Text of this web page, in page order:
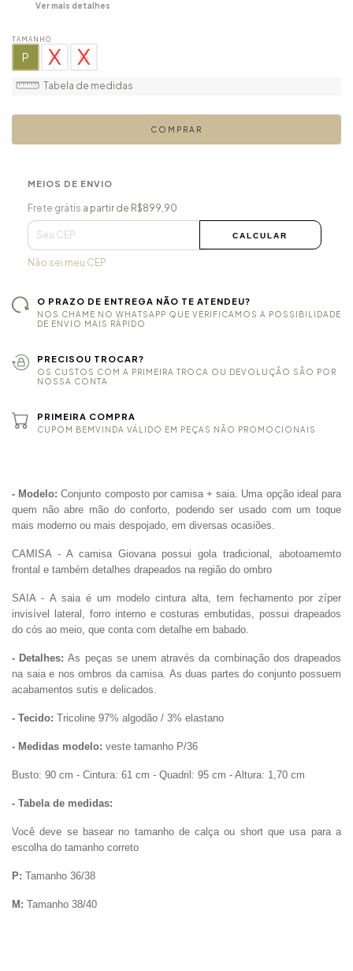
Ver mais detalhes
TAMANHO
P M G
Tabela de medidas
MEIOS DE ENVIO
Frete grátis R$899,90
Entregas para o CEP:
Frete grátis a partir de R$899,90
CALCULAR
Não sei meu CEP
O PRAZO DE ENTREGA NÃO TE ATENDEU?
NOS CHAME NO WHATSAPP QUE VERIFICAMOS A POSSIBILIDADE
DE ENVIO MAIS RÁPIDO
PRECISOU TROCAR?
OS CUSTOS COM A PRIMEIRA TROCA OU DEVOLUÇÃO SÃO POR
NOSSA CONTA
PRIMEIRA COMPRA
CUPOM BEMVINDA VÁLIDO EM PEÇAS NÃO PROMOCIONAIS
- Modelo:Conjunto composto por camisa + saia. Uma opção ideal para
quem não abre mão do conforto, podendo ser usado com um toque
mais moderno ou mais despojado, em diversas ocasiões.
CAMISA - A camisa Giovana possui gola tradicional, abotoamemto
frontal e também detalhes drapeados na região do ombro
SAIA - A saia é um modelo cintura alta, tem fechamento por zíper
invisível lateral, forro interno e costuras embutidas, possui drapeados
do cós ao meio, que conta com detalhe em babado.
- Detalhes:As peças se unem através da combinação dos drapeados
na saia e nos ombros da camisa. As duas partes do conjunto possuem
acabamentos sutis e delicados.
- Tecido: Tricoline 97% algodão / 3% elastano
- Medidas modelo: veste tamanho P/36
Busto: 90 cm - Cintura: 61 cm - Quadril: 95 cm - Altura: 1,70 cm
- Tabela de medidas:
Você deve se basear no tamanho de calça ou short que usa para a
escolha do tamanho correto
P: Tamanho 36/38
M: Tamanho 38/40